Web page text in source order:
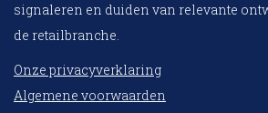
signaleren en duiden van relevante
de retailbranche.
Onze privacyverklaring
Algemene voorwaarden